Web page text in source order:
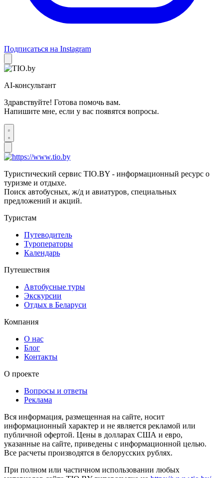
Подписаться на Instagram
AI-консультант
Здравствуйте! Готова помочь вам.
Напишите мне, если у вас появятся вопросы.
Туристический сервис TIO.BY - информационный ресурс о
туризме и отдыхе.
Поиск автобусных, ж/д и авиатуров, специальных
предложений и акций.
Туристам
Путеводитель
Туроператоры
Календарь
Путешествия
Автобусные туры
Экскурсии
Отдых в Беларуси
Компания
О нас
Блог
Контакты
О проекте
Вопросы и ответы
Реклама
Вся информация, размещенная на сайте, носит
информационный характер и не является рекламой или
публичной офертой. Цены в долларах США и евро,
указанные на сайте, приведены с информационной целью.
Все расчеты производятся в белорусских рублях.
При полном или частичном использовании любых